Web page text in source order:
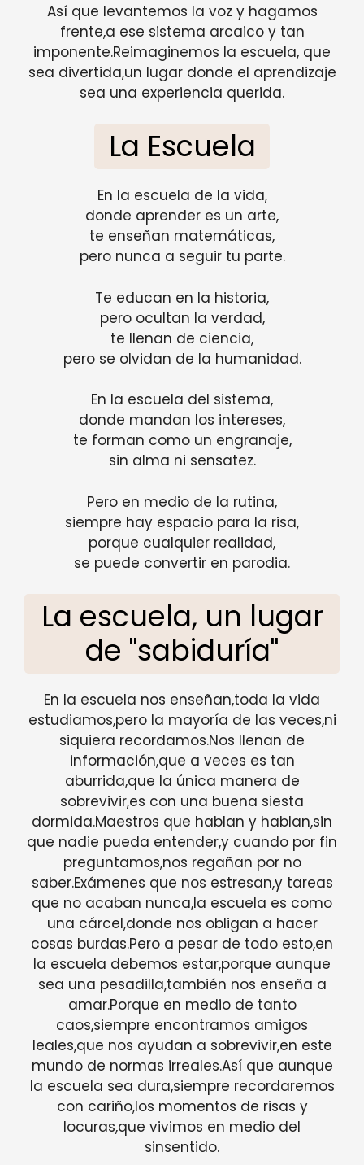
Así que levantemos la voz y hagamos
frente,a ese sistema arcaico y tan
imponente.Reimaginemos la escuela, que
sea divertida,un lugar donde el aprendizaje
sea una experiencia querida.
La Escuela
En la escuela de la vida,
donde aprender es un arte,
te enseñan matemáticas,
pero nunca a seguir tu parte.
Te educan en la historia,
pero ocultan la verdad,
te llenan de ciencia,
pero se olvidan de la humanidad.
En la escuela del sistema,
donde mandan los intereses,
te forman como un engranaje,
sin alma ni sensatez.
Pero en medio de la rutina,
siempre hay espacio para la risa,
porque cualquier realidad,
se puede convertir en parodia.
La escuela, un lugar
de "sabiduría"
En la escuela nos enseñan,toda la vida
estudiamos,pero la mayoría de las veces,ni
siquiera recordamos.Nos llenan de
información,que a veces es tan
aburrida,que la única manera de
sobrevivir,es con una buena siesta
dormida.Maestros que hablan y hablan,sin
que nadie pueda entender,y cuando por fin
preguntamos,nos regañan por no
saber.Exámenes que nos estresan,y tareas
que no acaban nunca,la escuela es como
una cárcel,donde nos obligan a hacer
cosas burdas.Pero a pesar de todo esto,en
la escuela debemos estar,porque aunque
sea una pesadilla,también nos enseña a
amar.Porque en medio de tanto
caos,siempre encontramos amigos
leales,que nos ayudan a sobrevivir,en este
mundo de normas irreales.Así que aunque
la escuela sea dura,siempre recordaremos
con cariño,los momentos de risas y
locuras,que vivimos en medio del
sinsentido.